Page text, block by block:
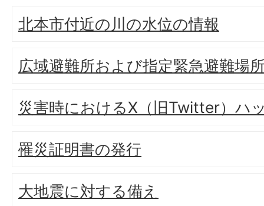
北本市付近の川の水位の情報
広域避難所および指定緊急避難場
災害時におけるX（旧Twitter）ハ
罹災証明書の発行
大地震に対する備え